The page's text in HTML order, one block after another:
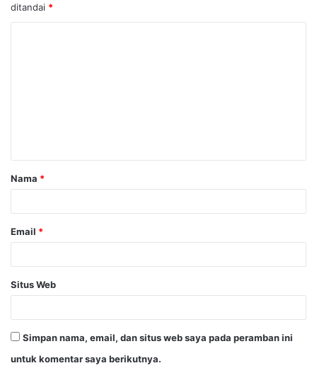
ditandai *
a
r
Nama *
Email *
Situs Web
Simpan nama, email, dan situs web saya pada peramban ini
untuk komentar saya berikutnya.